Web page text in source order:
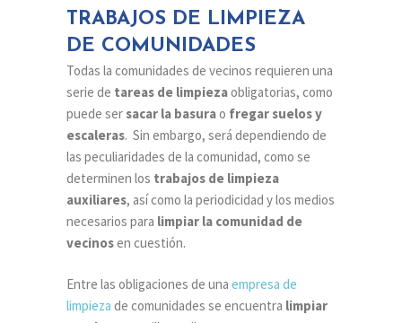
TRABAJOS DE LIMPIEZA
DE COMUNIDADES
Todas la comunidades de vecinos requieren una
serie de tareas de limpiezaobligatorias, como
puede ser sacar la basurao fregar suelos y
escaleras. Sin embargo, será dependiendo de
las peculiaridades de la comunidad, como se
determinen los trabajos de limpieza
auxiliares, así como la periodicidad y los medios
necesarios para limpiar la comunidad de
vecinosen cuestión.
Entre las obligaciones de una empresa de
limpieza de comunidades se encuentra limpiar